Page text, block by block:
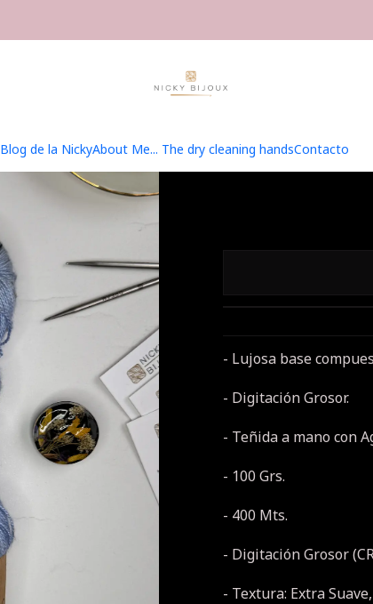
Blog de la NickyAbout Me... The dry cleaning handsContacto
- Lujosa base
- Digitación Grosor.
- Teñida a mano con
- 100 Grs.
- 400 Mts.
- Digitación Grosor
- Textura: Extra